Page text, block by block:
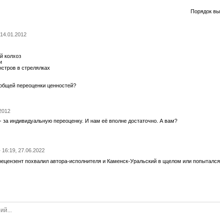
Порядок
колхоз
в стрелялках
переоценки ценностей?
индивидуальную переоценку. И нам её вполне достаточно. А вам?
16:19, 27.06.2022
похвалил автора-исполнителя и Каменск-Уральский в ццелом или